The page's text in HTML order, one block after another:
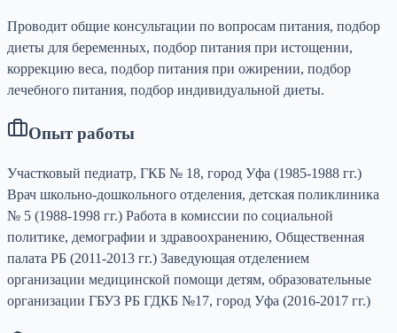
Проводит общие консультации по вопросам питания, подбор
диеты для беременных, подбор питания при истощении,
коррекцию веса, подбор питания при ожирении, подбор
лечебного питания, подбор индивидуальной диеты.
Опыт работы
Участковый педиатр, ГКБ № 18, город Уфа (1985-1988 гг.)
Врач школьно-дошкольного отделения, детская поликлиника
№ 5 (1988-1998 гг.) Работа в комиссии по социальной
политике, демографии и здравоохранению, Общественная
палата РБ (2011-2013 гг.) Заведующая отделением
организации медицинской помощи детям, образовательные
организации ГБУЗ РБ ГДКБ №17, город Уфа (2016-2017 гг.)